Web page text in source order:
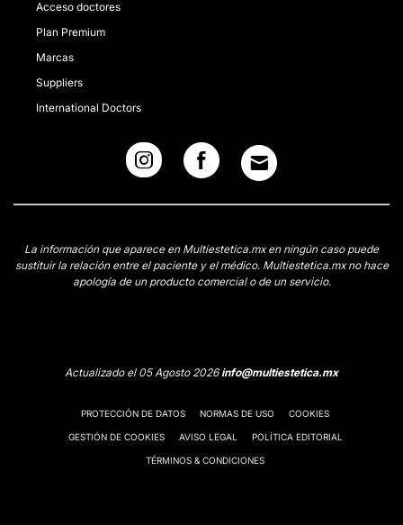
Acceso doctores
Plan Premium
Marcas
Suppliers
International Doctors
La información que aparece en Multiestetica.mx en ningún caso puede
sustituir la relación entre el paciente y el médico. Multiestetica.mx no hace
apología de un producto comercial o de un servicio.
Actualizado el 05 Agosto 2026info@multiestetica.mx
PROTECCIÓN DE DATOS NORMAS DE USO COOKIES
GESTIÓN DE COOKIES AVISO LEGAL POLÍTICA EDITORIAL
TÉRMINOS & CONDICIONES